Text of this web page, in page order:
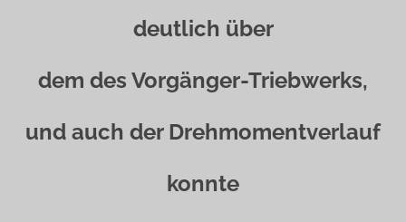
deutlich über
dem des Vorgänger-Triebwerks,
und auch der Drehmomentverlauf
konnte